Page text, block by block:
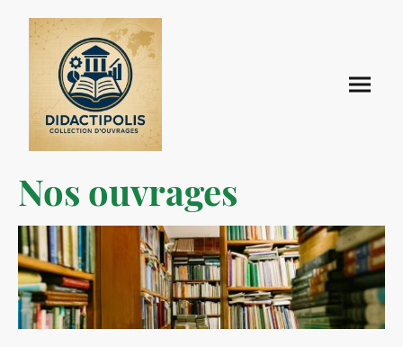
Nos ouvrages